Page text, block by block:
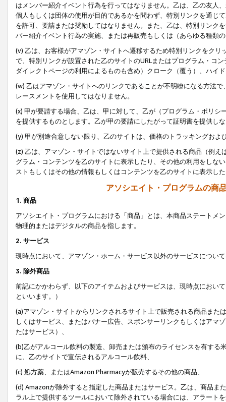
はメンバー紹介イベント行為を行ってはなりません。乙は、乙の友人
個人もしくは団体の使用が目的であるかを問わず、特別リンクを通じ
を許可、要請または奨励してはなりません。また、乙は、特別リンク
バー紹介イベント行為の実施、または再販売もしくは（あらゆる種類
(v) 乙は、お客様がアマゾン・サイトへ遷移するため特別リンクをク
で、特別リンクが設置された乙のサイトのURLまたはプログラム・コ
ダイレクトページの利用によるものも含め）クローク（覆う）、ハイ
(w) 乙はアマゾン・サイトへのリンクであることが不明瞭になる方法
レースメントを使用してはなりません。
(x) 甲が要請する場合、乙は、甲に対して、乙が（プログラム・ポリ
を提供するものとします。乙が甲の要請にしたがって証明書を提供し
(y) 甲が別途合意しない限り、乙のサイトは、価格のトラッキングお
(z) 乙は、アマゾン・サイトではないサイト上で提供される商品（例
グラム・コンテンツを乙のサイトに表示したり、その他の利用をしな
ストもしくはその他の情報もしくはコンテンツを乙のサイトに表示し
アソシエイト・プログラムの商
1. 商品
アソシエイト・プログラムにおける「商品」とは、本商品ステートメ
物理的またはデジタルの商品を指します。
2. サービス
現時点において、アマゾン・ホーム・サービス以外のサービスについ
3. 除外商品
前記にかかわらず、以下のアイテムおよびサービスは、現時点におい
といいます。）
(a)アマゾン・サイトからリンクされるサイト上で販売される商品ま
しくはサービス、またはバナー広告、スポンサーリンクもしくはアマ
たはサービス）、
(b)乙がアルコール飲料の製造、卸売または頒布のライセンスを有す
に、乙のサイトで宣伝されるアルコール飲料、
(c) 処方薬、またはAmazon Pharmacyが販売するその他の商品、
(d) Amazonが除外すると指定した商品またはサービス。乙は、商品ま
ラル上で提供するツールにおいて除外されている場合には、アラート